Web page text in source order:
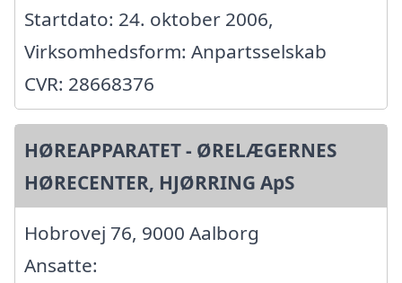
Startdato: 24. oktober 2006,
Virksomhedsform: Anpartsselskab
CVR: 28668376
HØREAPPARATET - ØRELÆGERNES
HØRECENTER, HJØRRING ApS
Hobrovej 76, 9000 Aalborg
Ansatte: